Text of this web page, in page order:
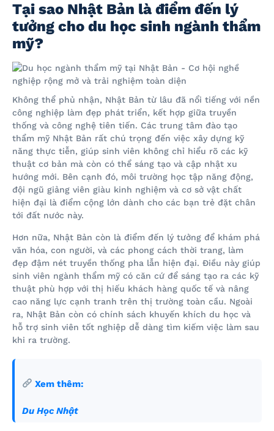
Tại sao Nhật Bản là điểm đến lý
tưởng cho du học sinh ngành thẩm
mỹ?
Không thể phủ nhận, Nhật Bản từ lâu đã nổi tiếng với nền
công nghiệp làm đẹp phát triển, kết hợp giữa truyền
thống và công nghệ tiên tiến. Các trung tâm đào tạo
thẩm mỹ Nhật Bản rất chú trọng đến việc xây dựng kỹ
năng thực tiễn, giúp sinh viên không chỉ hiểu rõ các kỹ
thuật cơ bản mà còn có thể sáng tạo và cập nhật xu
hướng mới. Bên cạnh đó, môi trường học tập năng động,
đội ngũ giảng viên giàu kinh nghiệm và cơ sở vật chất
hiện đại là điểm cộng lớn dành cho các bạn trẻ đặt chân
tới đất nước này.
Hơn nữa, Nhật Bản còn là điểm đến lý tưởng để khám phá
văn hóa, con người, và các phong cách thời trang, làm
đẹp đậm nét truyền thống pha lẫn hiện đại. Điều này giúp
sinh viên ngành thẩm mỹ có căn cứ để sáng tạo ra các kỹ
thuật phù hợp với thị hiếu khách hàng quốc tế và nâng
cao năng lực cạnh tranh trên thị trường toàn cầu. Ngoài
ra, Nhật Bản còn có chính sách khuyến khích du học và
hỗ trợ sinh viên tốt nghiệp dễ dàng tìm kiếm việc làm sau
khi ra trường.
Xem thêm:
Du Học Nhật